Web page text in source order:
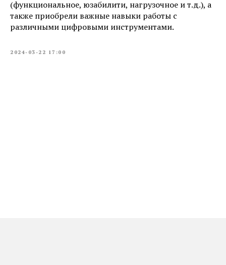
(функциональное, юзабилити, нагрузочное и т.д.), а
также приобрели важные навыки работы с
различными цифровыми инструментами.
2024-03-22 17:00